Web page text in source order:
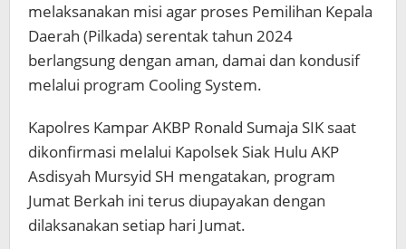
melaksanakan misi agar proses Pemilihan Kepala
Daerah (Pilkada) serentak tahun 2024
berlangsung dengan aman, damai dan kondusif
melalui program Cooling System.
Kapolres Kampar AKBP Ronald Sumaja SIK saat
dikonfirmasi melalui Kapolsek Siak Hulu AKP
Asdisyah Mursyid SH mengatakan, program
Jumat Berkah ini terus diupayakan dengan
dilaksanakan setiap hari Jumat.